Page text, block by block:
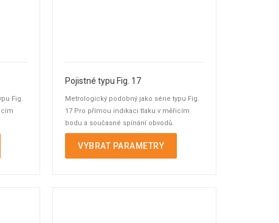
Fig.
Pojistné typu Fig. 17
Metrologický podobný jako série typu Fig.
17 Pro přímou indikaci tlaku v měřicím
bodu a současné spínání obvodů.
VYBRAT PARAMETRY